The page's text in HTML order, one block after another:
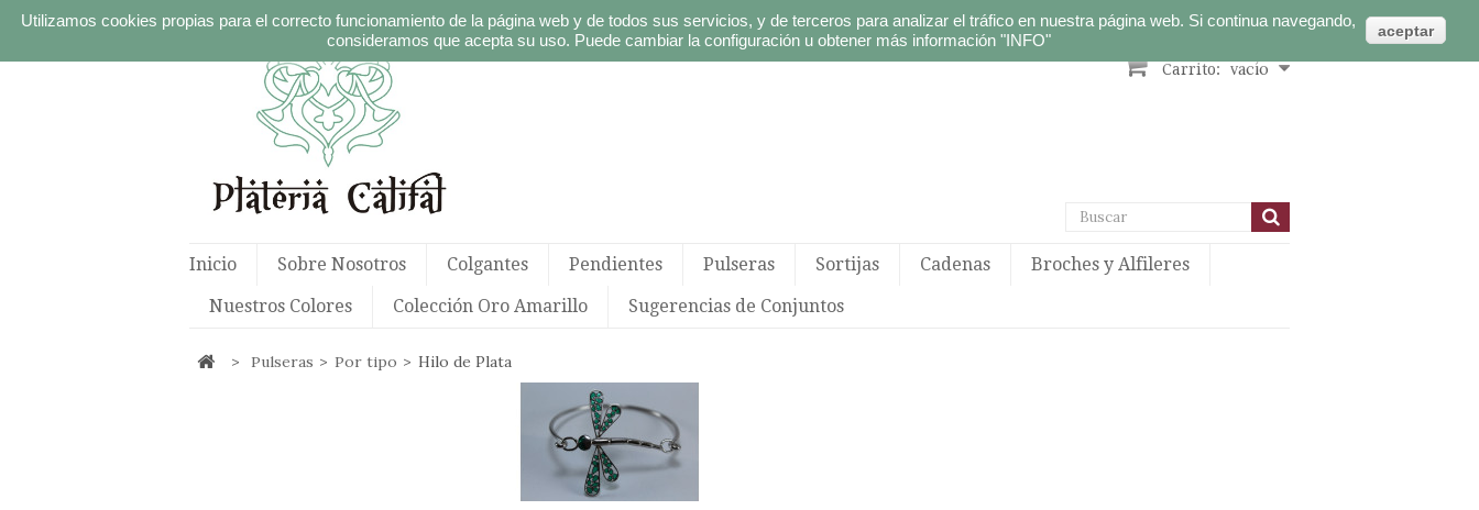
Español
Iniciar sesión
Carrito: vacío
Inicio Sobre Nosotros Colgantes Pendientes Pulseras Sortijas Cadenas
Broches y Alfileres
Nuestros Colores
Colección Oro Amarillo Sugerencias de Conjuntos
> Pulseras > Por tipo > Hilo de Plata
Utilizamos cookies propias para el correcto funcionamiento de la página web y de todos sus servicios, y de terceros para analizar el tráfico en nuestra página web. Si continua navegando,
consideramos que acepta su uso. Puede cambiar la configuración u obtener más información "INFO" aceptar